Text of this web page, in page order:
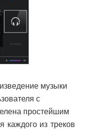
музыки
с
простейшим
каждого из треков